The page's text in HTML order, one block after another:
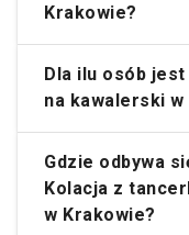
Krakowie?
Dla ilu osób
na kawalerski w
Gdzie odbywa
Kolacja z
w Krakowie?